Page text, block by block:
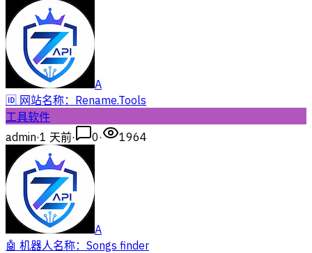
A
🆔 网站名称：Rename.Tools
工具软件
admin·1 天前· 0· 1964
A
🤖 机器人名称：Songs finder